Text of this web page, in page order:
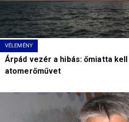
VÉLEMÉNY
Árpád vezér a hibás: őmiatta
atomerőművet